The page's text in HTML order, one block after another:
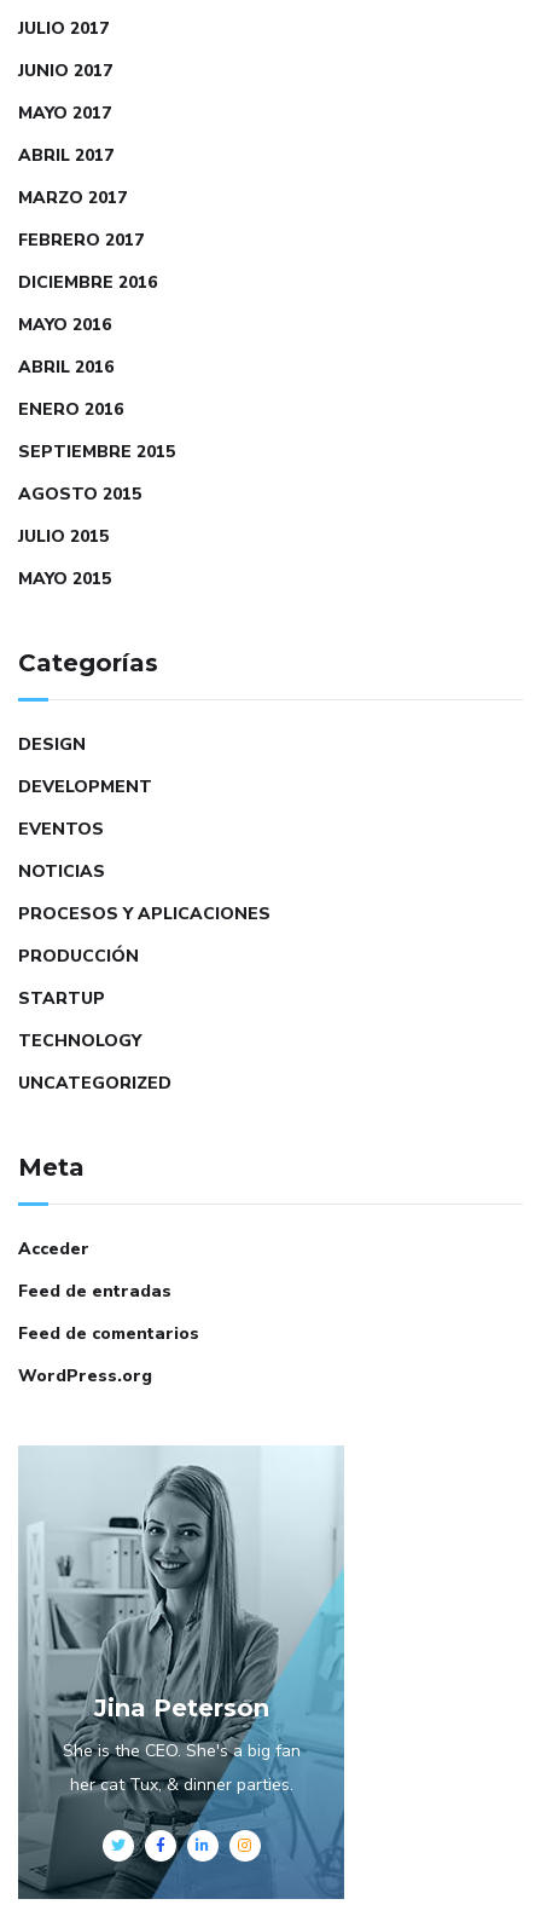
JULIO 2017
JUNIO 2017
MAYO 2017
ABRIL 2017
MARZO 2017
FEBRERO 2017
DICIEMBRE 2016
MAYO 2016
ABRIL 2016
ENERO 2016
SEPTIEMBRE 2015
AGOSTO 2015
JULIO 2015
MAYO 2015
Categorías
DESIGN
DEVELOPMENT
EVENTOS
NOTICIAS
PROCESOS Y APLICACIONES
PRODUCCIÓN
STARTUP
TECHNOLOGY
UNCATEGORIZED
Meta
Acceder
Feed de entradas
Feed de comentarios
WordPress.org
Jina Peterson
She is the CEO. She's a big fan
her cat Tux, & dinner parties.